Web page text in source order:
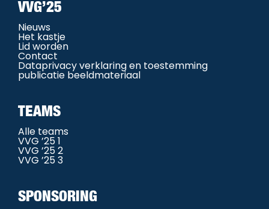
VVG’25
Nieuws
Het kastje
Lid worden
Contact
Dataprivacy verklaring en toestemming
publicatie beeldmateriaal
TEAMS
Alle teams
VVG ’25 1
VVG ’25 2
VVG ’25 3
SPONSORING